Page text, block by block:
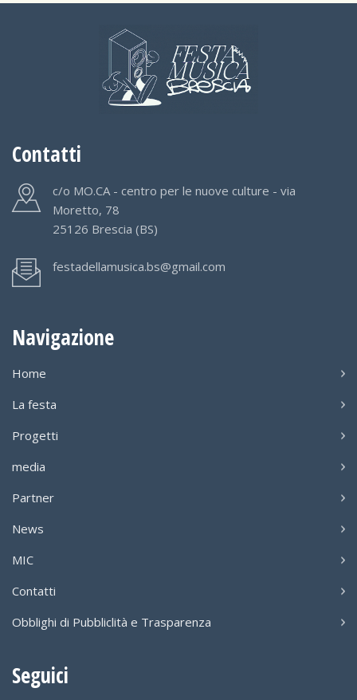
Contatti
c/o MO.CA - centro per le nuove culture - via
Moretto, 78
25126 Brescia (BS)
festadellamusica.bs@gmail.com
Navigazione
Home
La festa
Progetti
media
Partner
News
MIC
Contatti
Obblighi di Pubbliclità e Trasparenza
Seguici